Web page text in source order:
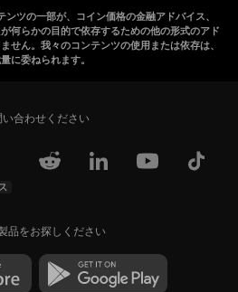
ンツの一部が、コイン価格の金融アドバイス、
何らかの目的で依存するための他の形式のアド
せん。我々のコンテンツの使用または依存は、
に委ねられます。
い合わせください
品をお探しください